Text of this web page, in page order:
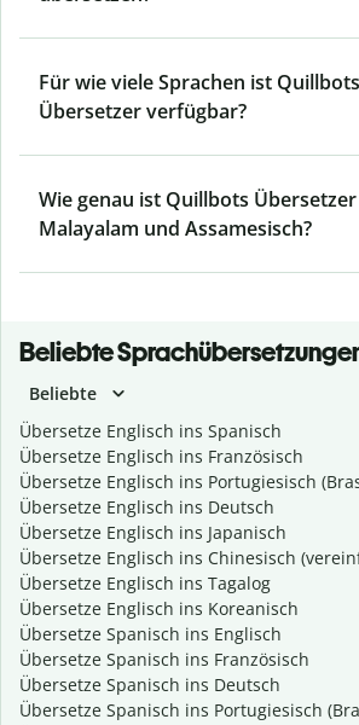
Für wie viele Sprachen ist Quillbots
Übersetzer verfügbar?
Wie genau ist Quillbots
Malayalam und Assamesisch?
Beliebte
Beliebte
Übersetze Englisch ins Spanisch
Übersetze Englisch ins Französisch
Übersetze Englisch ins Portugiesisch
Übersetze Englisch ins Deutsch
Übersetze Englisch ins Japanisch
Übersetze Englisch ins Chinesisch
Übersetze Englisch ins Tagalog
Übersetze Englisch ins Koreanisch
Übersetze Spanisch ins Englisch
Übersetze Spanisch ins Französisch
Übersetze Spanisch ins Deutsch
Übersetze Spanisch ins Portugiesisch